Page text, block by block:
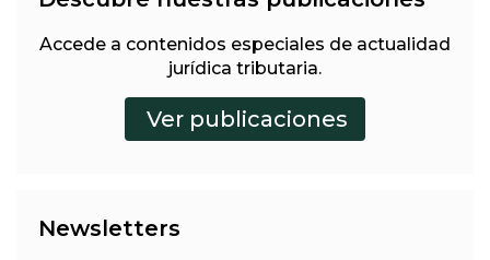
Accede a contenidos especiales de actualidad
jurídica tributaria.
Newsletters